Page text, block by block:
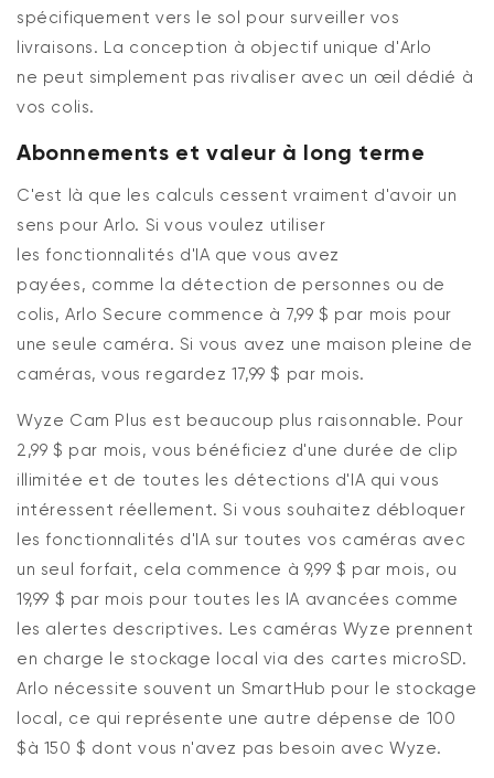
spécifiquement vers le sol pour surveiller vos
livraisons. La conception à objectif unique d'Arlo
ne peut simplement pas rivaliser avec un œil dédié à
vos colis.
Abonnements et valeur à long terme
C'est là que les calculs cessent vraiment d'avoir un
sens pour Arlo. Si vous voulez utiliser
les fonctionnalités d'IA que vous avez
payées, comme la détection de personnes ou de
colis, Arlo Secure commence à 7,99 $ par mois pour
une seule caméra. Si vous avez une maison pleine de
caméras, vous regardez 17,99 $ par mois.
Wyze Cam Plus est beaucoup plus raisonnable. Pour
2,99 $ par mois, vous bénéficiez d'une durée de clip
illimitée et de toutes les détections d'IA qui vous
intéressent réellement. Si vous souhaitez débloquer
les fonctionnalités d'IA sur toutes vos caméras avec
un seul forfait, cela commence à 9,99 $ par mois, ou
19,99 $ par mois pour toutes les IA avancées comme
les alertes descriptives. Les caméras Wyze prennent
en charge le stockage local via des cartes microSD.
Arlo nécessite souvent un SmartHub pour le stockage
local, ce qui représente une autre dépense de 100
$à 150 $ dont vous n'avez pas besoin avec Wyze.